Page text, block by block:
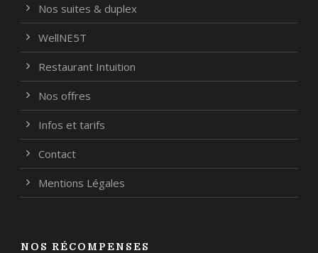
Nos suites & duplex
WellNE5T
Restaurant Intuition
Nos offres
Infos et tarifs
Contact
Mentions Légales
NOS RÉCOMPENSES